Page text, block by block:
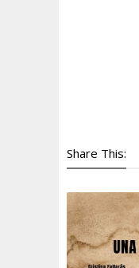
Share This: